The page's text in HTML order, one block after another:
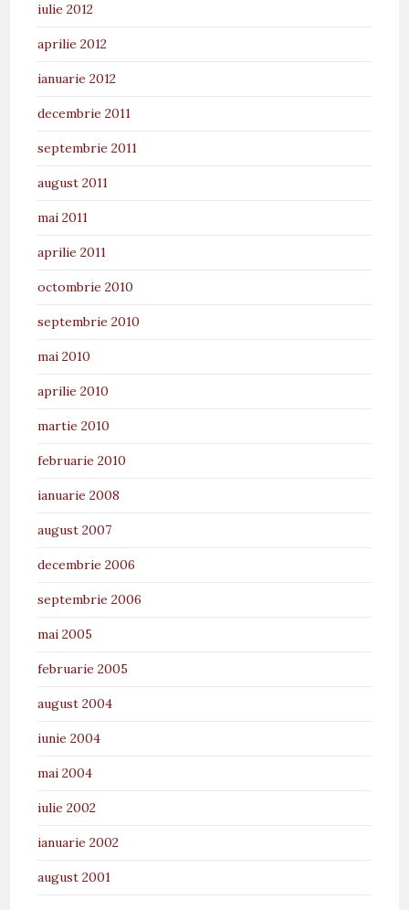
iulie 2012
aprilie 2012
ianuarie 2012
decembrie 2011
septembrie 2011
august 2011
mai 2011
aprilie 2011
octombrie 2010
septembrie 2010
mai 2010
aprilie 2010
martie 2010
februarie 2010
ianuarie 2008
august 2007
decembrie 2006
septembrie 2006
mai 2005
februarie 2005
august 2004
iunie 2004
mai 2004
iulie 2002
ianuarie 2002
august 2001